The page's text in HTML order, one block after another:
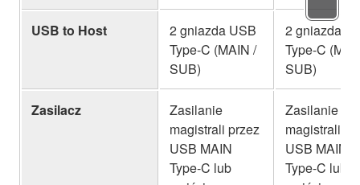
USB to Host
2 gniazda USB
Type-C (MAIN /
SUB)
2 gniazda
Type-C
SUB)
Zasilacz
Zasilanie
magistrali przez
USB MAIN
Type-C lub
Zasilanie
magistrali
USB MAIN
Type-C lub